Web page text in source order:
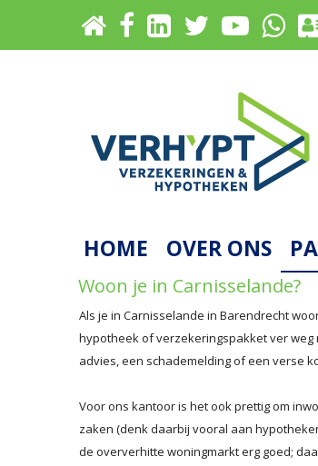
Woon je in Carnisselande?
Als je in Carnisselande in Barendrecht
hypotheek of verzekeringspakket ver weg
advies, een schademelding of een verse
Voor ons kantoor is het ook prettig om
zaken (denk daarbij vooral aan
de oververhitte woningmarkt erg goed;
HOME OVER ONS